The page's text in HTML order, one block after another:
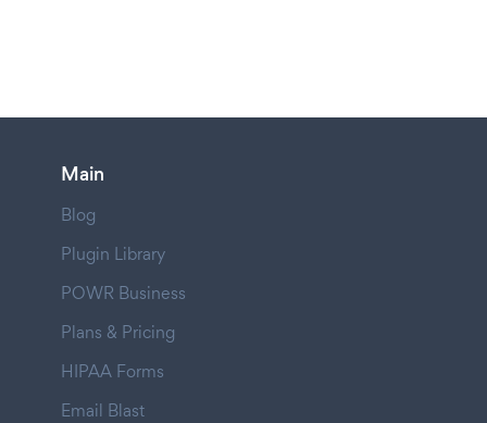
Main
Blog
Plugin Library
POWR Business
Plans & Pricing
HIPAA Forms
Email Blast